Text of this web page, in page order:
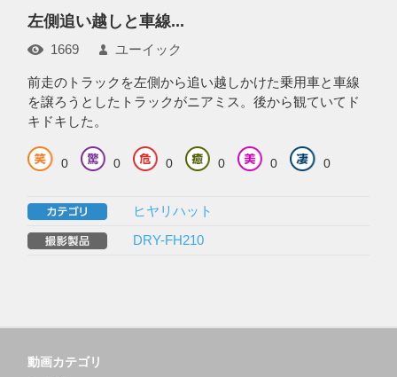
左側追い越しと車線...
1669 ユーイック
前走のトラックを左側から追い越しかけた乗用車と車線
を譲ろうとしたトラックがニアミス。後から観ていてド
キドキした。
0 0 0 0 0 0
ヒヤリハット
DRY-FH210
動画カテゴリ